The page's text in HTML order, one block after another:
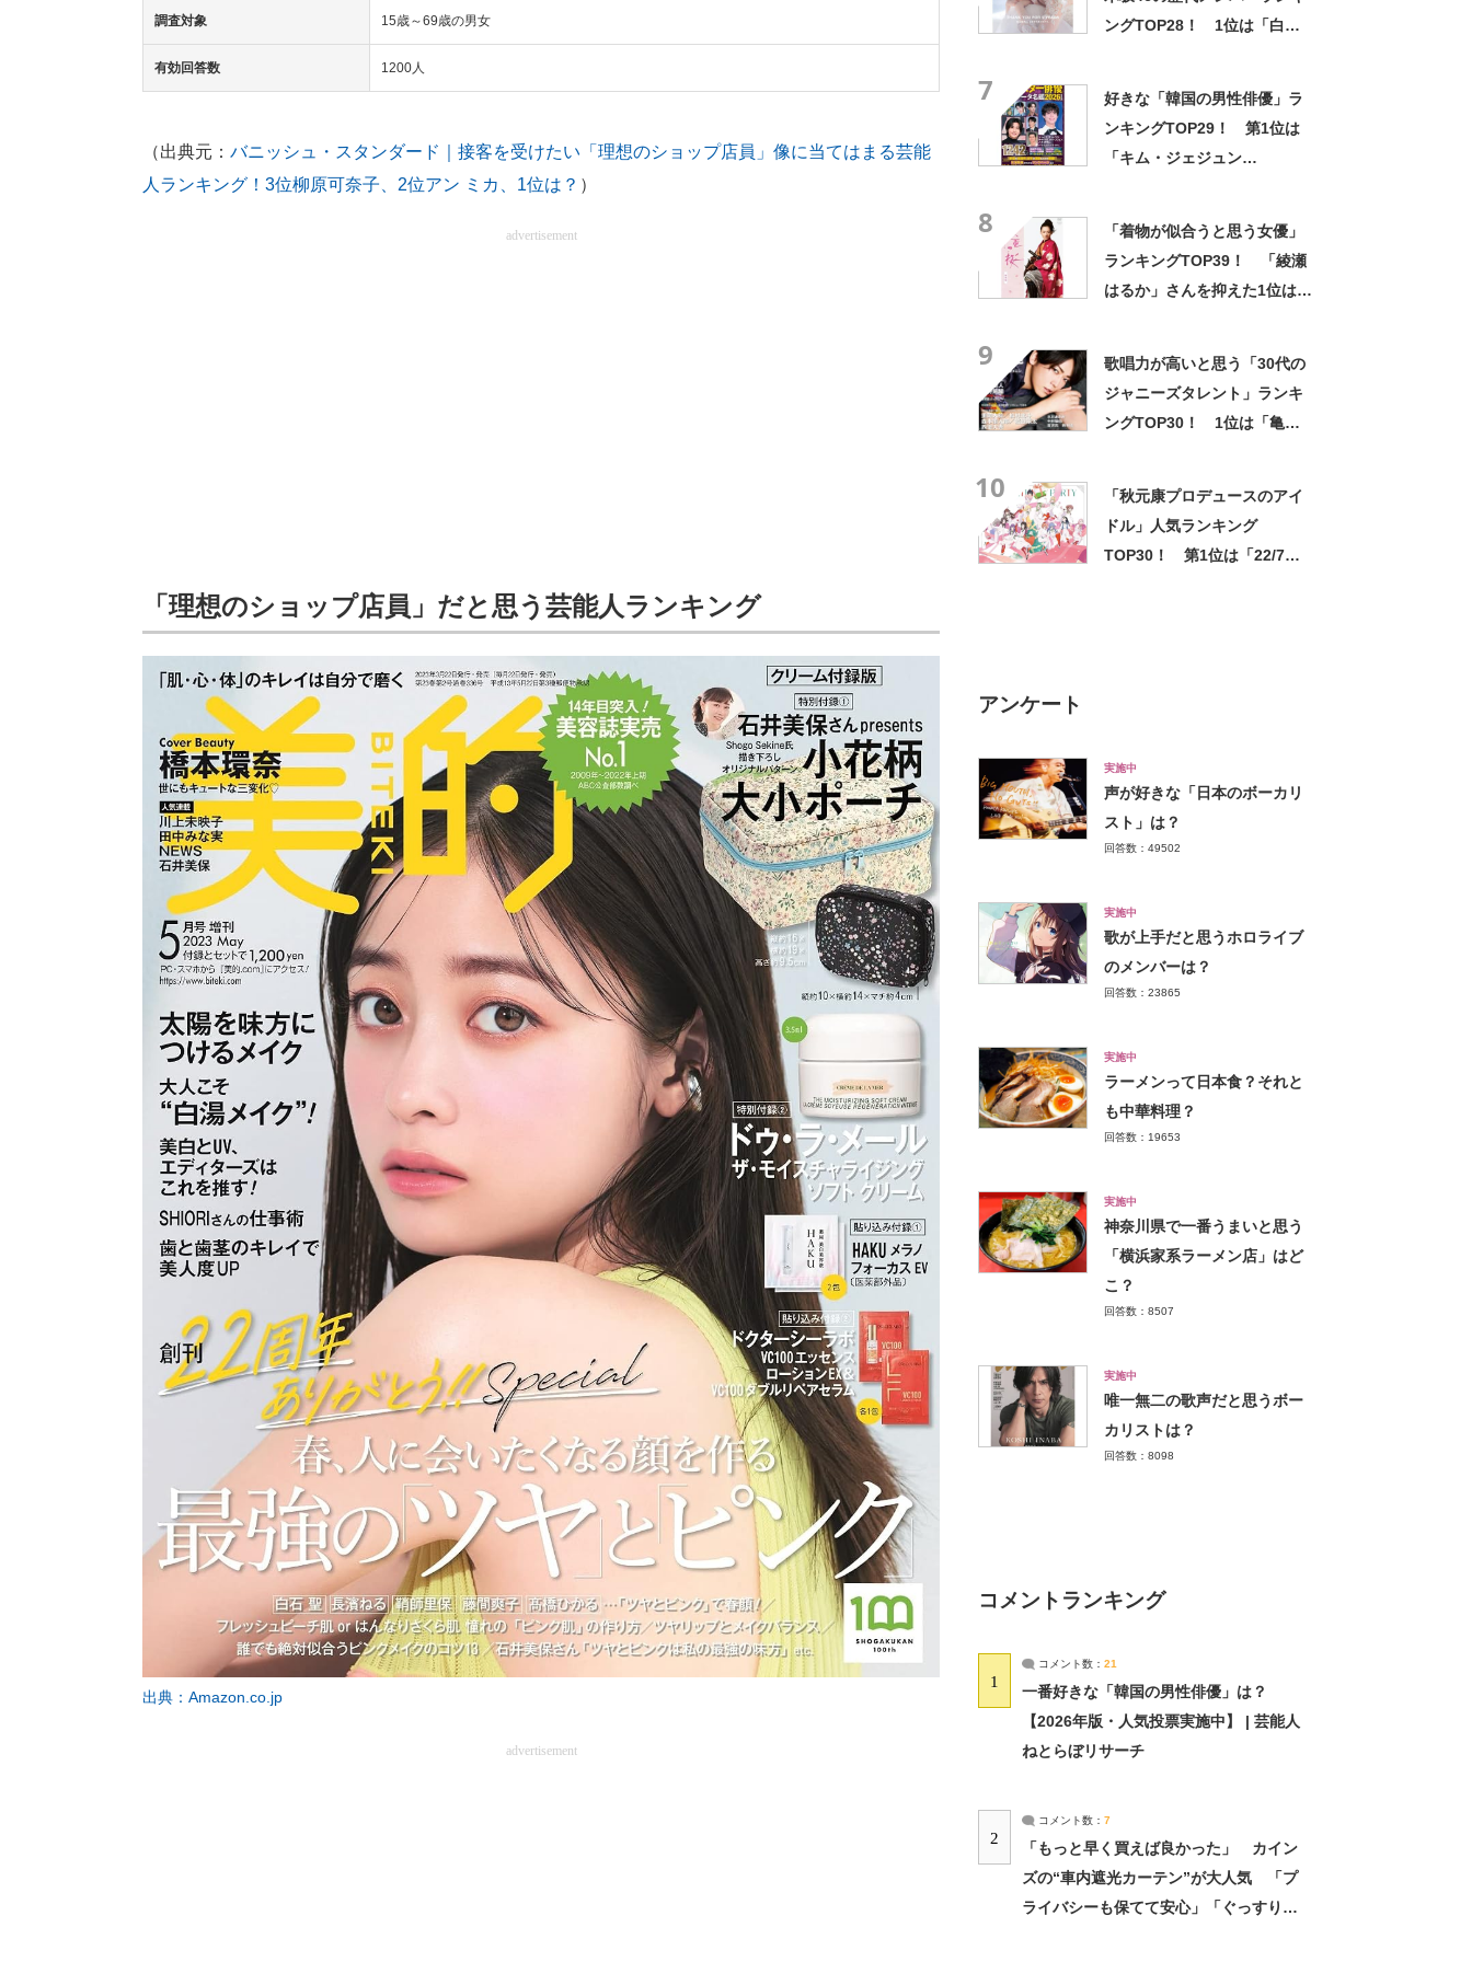
調査対象 15歳～69歳の男女
有効回答数 1200人
（出典元： バニッシュ・スタンダード｜接客を受けたい「理想のショップ店員」像に当てはまる芸能
人ランキング！3位柳原可奈子、2位アン ミカ、1位は？ ）
advertisement
「理想のショップ店員」だと思う芸能人ランキング
出典：Amazon.co.jp
advertisement
ングTOP28！ 1位は「白石
7
好きな「韓国の男性俳優」ラ
ンキングTOP29！ 第1位は
「キム・ジェジュン
8
「着物が似合うと思う女優」
ランキングTOP39！ 「綾瀬
はるか」さんを抑えた1位は？
9
歌唱力が高いと思う「30代の
ジャニーズタレント」ランキ
ングTOP30！ 1位は「亀梨
10
「秋元康プロデュースのアイ
ドル」人気ランキング
TOP30！ 第1位は「22/7」
アンケート
実施中
声が好きな「日本のボーカリ
スト」は？
回答数：49502
実施中
歌が上手だと思うホロライブ
のメンバーは？
回答数：23865
実施中
ラーメンって日本食？それと
も中華料理？
回答数：19653
実施中
神奈川県で一番うまいと思う
「横浜家系ラーメン店」はど
こ？
回答数：8507
実施中
唯一無二の歌声だと思うボー
カリストは？
回答数：8098
コメントランキング
1
コメント数： 21
一番好きな「韓国の男性俳優」は？
【2026年版・人気投票実施中】 | 芸能人
ねとらぼリサーチ
2
コメント数： 7
「もっと早く買えば良かった」 カイン
ズの“車内遮光カーテン”が大人気 「プ
ライバシーも保てて安心」「ぐっすり眠